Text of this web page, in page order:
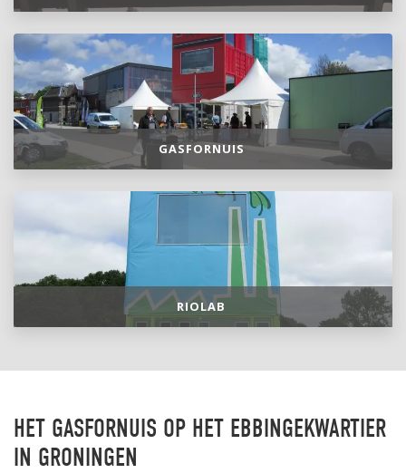
GASFORNUIS
RIOLAB
HET GASFORNUIS OP HET EBBINGEKWARTIER
IN GRONINGEN